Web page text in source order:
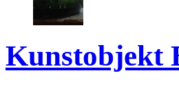
Kunstobjekt